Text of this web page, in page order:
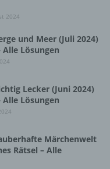
2024
und Meer (Juli 2024)
Alle Lösungen
Lecker (Juni 2024)
Alle Lösungen
Märchenwelt
Rätsel – Alle
ohne Hilfe
Vorgangsreihe im
Erfassen, die
die Speicherung,
das
Form der
oder die